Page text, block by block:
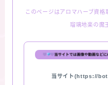
このページはアロマハーブ資
瑠璃地楽の魔
当サイト(https://